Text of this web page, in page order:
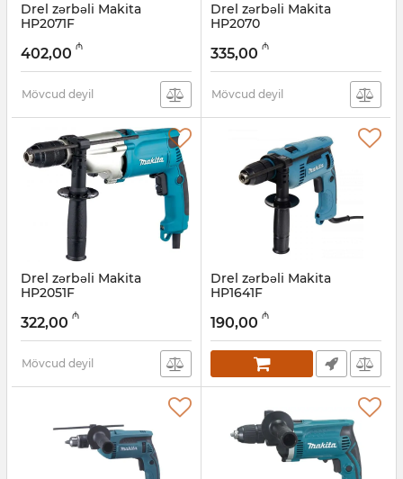
Drel zərbəli Makita
HP2071F
004001089
402,00 ₼
Mövcud deyil
Drel zərbəli Makita
HP2070
004001087
335,00 ₼
Mövcud deyil
Drel zərbəli Makita
HP2051F
004001086
322,00 ₼
Mövcud deyil
Drel zərbəli Makita
HP1641F
004001085
190,00 ₼